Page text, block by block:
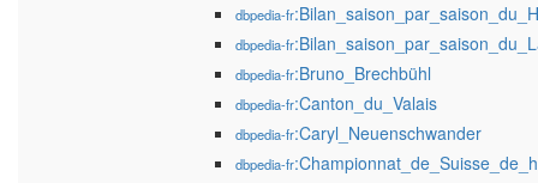
dbpedia-fr
dbpedia-fr
dbpedia-fr:Bruno_Brechbühl
dbpedia-fr:Canton_du_Valais
dbpedia-fr:Caryl_Neuenschwander
dbpedia-fr